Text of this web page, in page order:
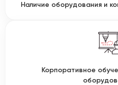
Наличие оборудования и
Корпоративное